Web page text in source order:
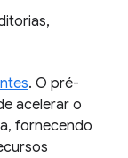
. O pré-
acelerar o
fornecendo